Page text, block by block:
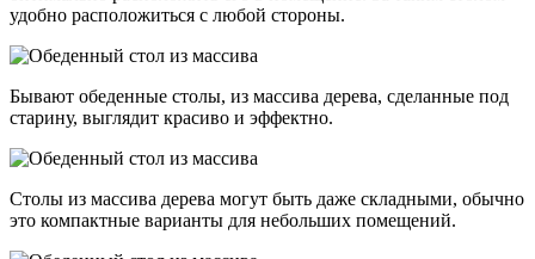
удобно расположиться с любой стороны.
Бывают обеденные столы, из массива дерева, сделанные под
старину, выглядит красиво и эффектно.
Столы из массива дерева могут быть даже складными, обычно
это компактные варианты для небольших помещений.